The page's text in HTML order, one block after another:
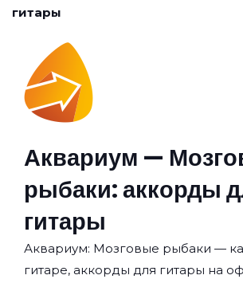
гитары
Аквариум —
рыбаки: аккорды
гитары
Аквариум: Мозговые рыбаки —
гитаре, аккорды для гитары на